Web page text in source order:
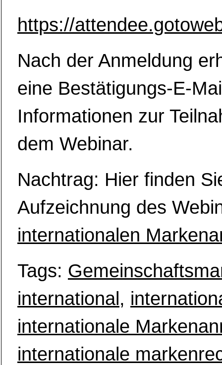
https://
Nach der Anmeldung
eine Bestätigungs-E-
Informationen zur
dem Webinar.
Nachtrag: Hier finden
Aufzeichnung des
internationalen
Tags:
international ,
internationale
internationale